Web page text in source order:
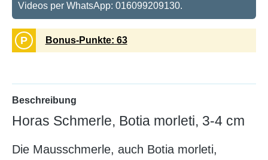
Videos per WhatsApp: 016099209130.
P Bonus-Punkte: 63
Beschreibung
Horas Schmerle, Botia morleti, 3-4 cm
Die Mausschmerle, auch Botia morleti,